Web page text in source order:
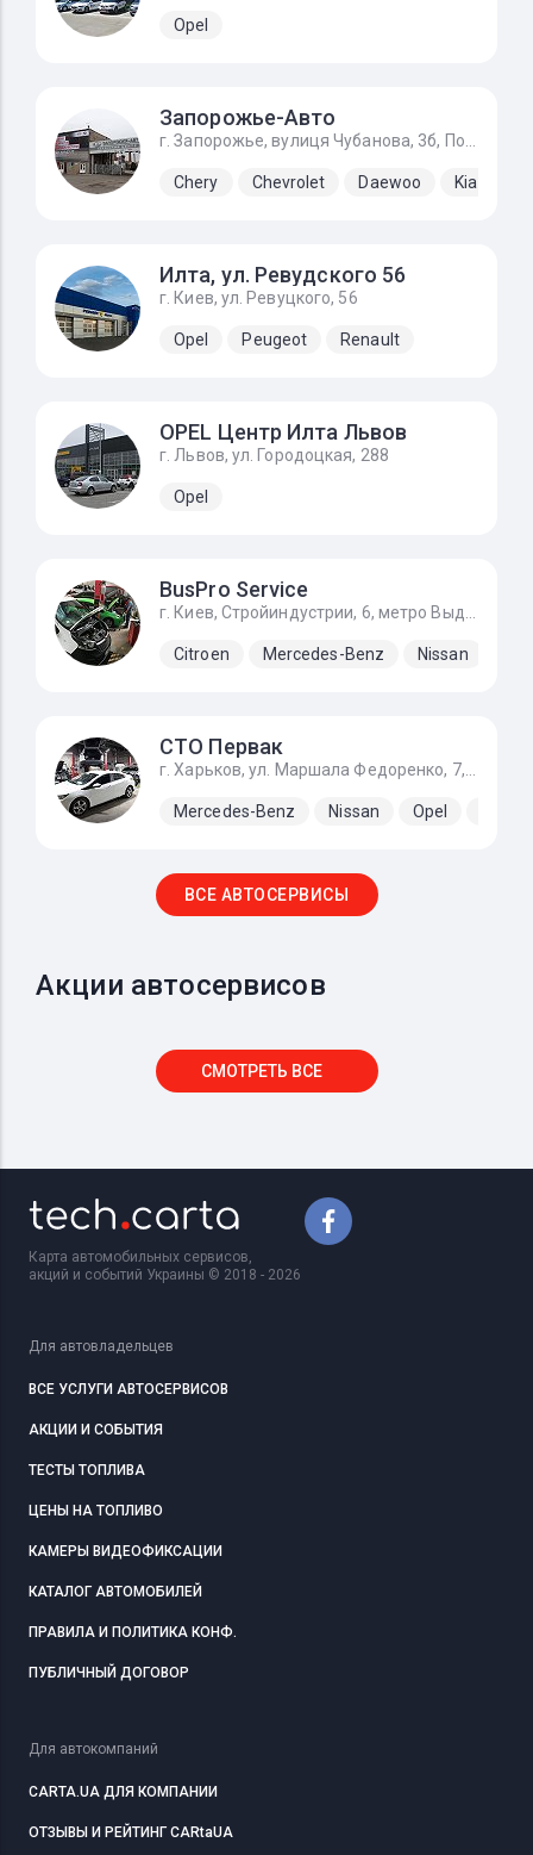
Opel
Запорожье-Авто
Chery Chevrolet Daewoo Kia
Илта, ул. Ревудского 56
г. Киев, ул. Ревуцкого, 56
Opel Peugeot Renault
OPEL Центр Илта Львов
г. Львов, ул. Городоцкая, 288
Opel
BusPro Service
Citroen Mercedes-Benz Nissan
СТО Первак
Mercedes-Benz Nissan Opel
ВСЕ АВТОСЕРВИСЫ
Акции автосервисов
СМОТРЕТЬ ВСЕ
Карта автомобильных сервисов,
акций и событий Украины © 2018 - 2026
Для автовладельцев
ВСЕ УСЛУГИ АВТОСЕРВИСОВ
АКЦИИ И СОБЫТИЯ
ТЕСТЫ ТОПЛИВА
ЦЕНЫ НА ТОПЛИВО
КАМЕРЫ ВИДЕОФИКСАЦИИ
КАТАЛОГ АВТОМОБИЛЕЙ
ПРАВИЛА И ПОЛИТИКА КОНФ.
ПУБЛИЧНЫЙ ДОГОВОР
Для автокомпаний
CARTA.UA ДЛЯ КОМПАНИИ
ОТЗЫВЫ И РЕЙТИНГ CARtaUA